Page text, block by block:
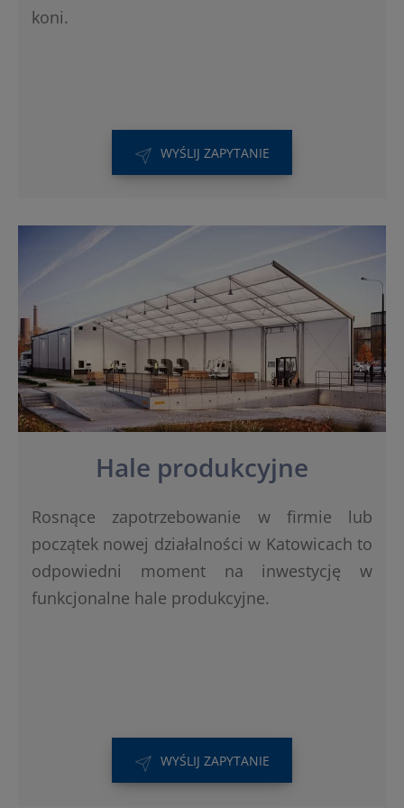
koni.
WYŚLIJ ZAPYTANIE
Hale produkcyjne
Rosnące zapotrzebowanie w firmie lub
początek nowej działalności w Katowicach to
odpowiedni moment na inwestycję w
funkcjonalne hale produkcyjne.
WYŚLIJ ZAPYTANIE